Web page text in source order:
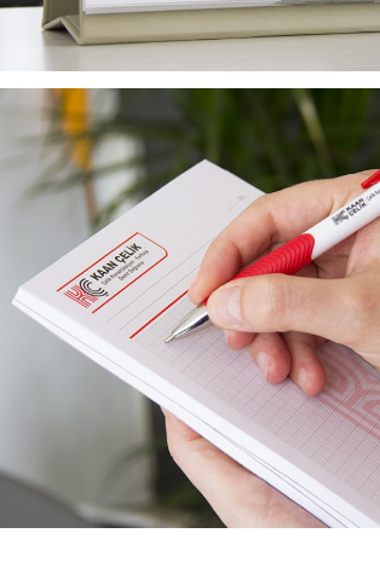
KAAN ÇELIK PROMOSYON